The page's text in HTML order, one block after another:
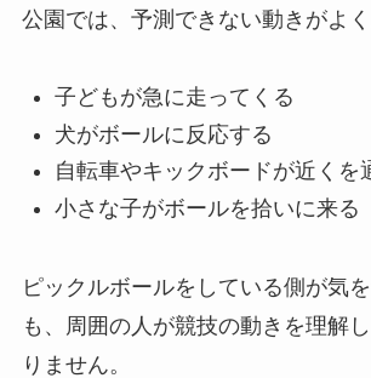
公園では、予測できない動きがよく
子どもが急に走ってくる
犬がボールに反応する
自転車やキックボードが近くを
小さな子がボールを拾いに来る
ピックルボールをしている側が気
も、周囲の人が競技の動きを理解
りません。